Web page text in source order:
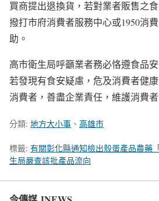
買商提出退換貨，若對業者販售之
撥打市府消費者服務中心或1950消
助。
高市衛生局呼籲業者務必恪遵食品
若發現有食安疑慮，危及消費者健
消費者，善盡企業責任，維護消費
分類: 地方大小事 、 高雄市
標籤: 有關彰化縣通知檢出殼蛋產品農藥
生局嚴查該批產品流向